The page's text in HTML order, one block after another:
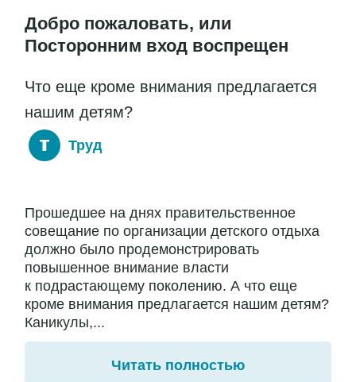
Добро пожаловать, или
Посторонним вход воспрещен
Что еще кроме внимания предлагается
нашим детям?
Труд
Прошедшее на днях правительственное
совещание по организации детского отдыха
должно было продемонстрировать
повышенное внимание власти
к подрастающему поколению. А что еще
кроме внимания предлагается нашим детям?
Каникулы,...
Читать полностью